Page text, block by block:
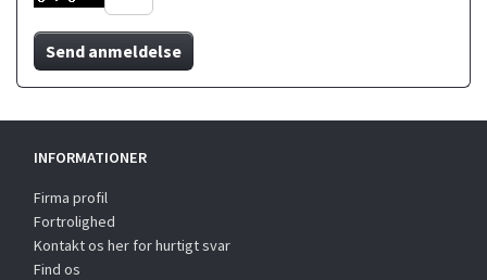
Send anmeldelse
INFORMATIONER
Firma profil
Fortrolighed
Kontakt os her for hurtigt svar
Find os